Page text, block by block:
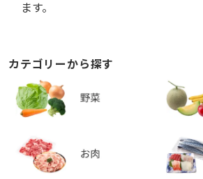
ます。
カテゴリーから探す